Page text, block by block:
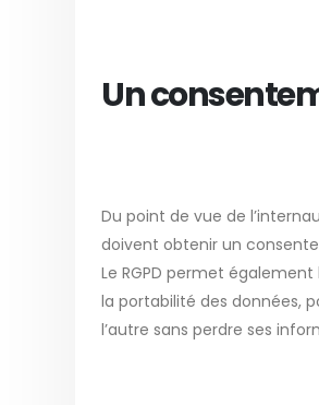
Un
Du point de vue de
doivent obtenir un
Le RGPD permet
la portabilité des données,
l’autre sans perdre ses